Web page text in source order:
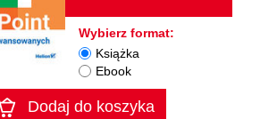
Wybierz format:
Książka
Ebook
Dodaj do koszyka